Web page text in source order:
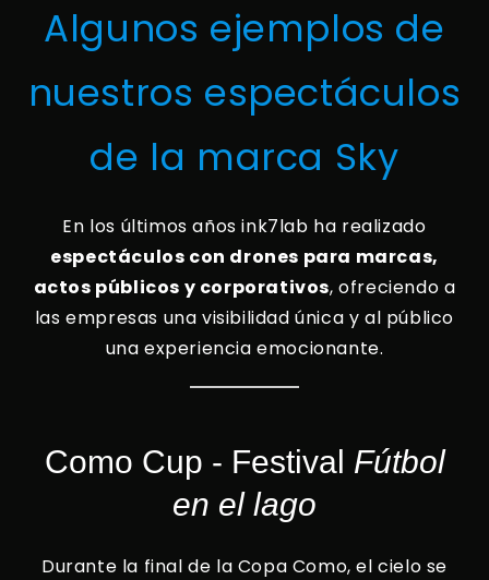
Algunos ejemplos de
nuestros espectáculos
de la marca Sky
En los últimos años ink7lab ha realizado
espectáculos con drones para marcas,
actos públicos y corporativos, ofreciendo a
las empresas una visibilidad única y al público
una experiencia emocionante.
Como Cup - Festival Fútbol
en el lago
Durante la final de la Copa Como, el cielo se